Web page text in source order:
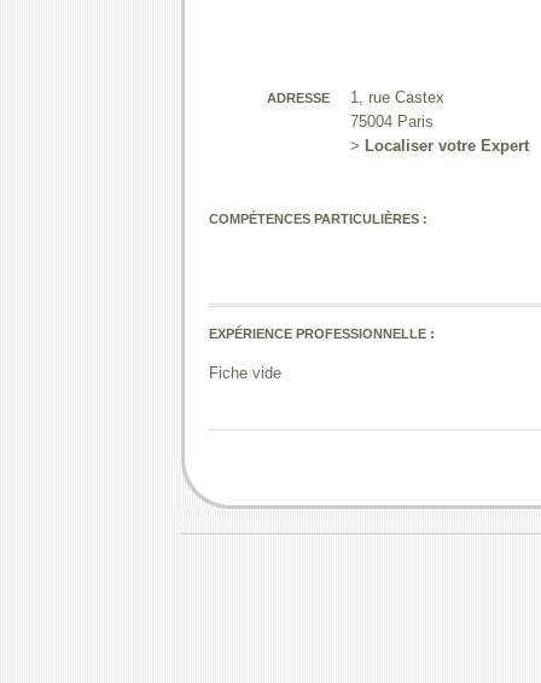
ADRESSE
1, rue Castex
75004 Paris
> Localiser votre Expert
COMPÉTENCES PARTICULIÈRES :
EXPÉRIENCE PROFESSIONNELLE :
Fiche vide